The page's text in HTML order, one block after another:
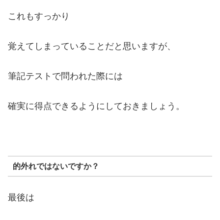
これもすっかり
覚えてしまっていることだと思いますが、
筆記テストで問われた際には
確実に得点できるようにしておきましょう。
的外れではないですか？
最後は